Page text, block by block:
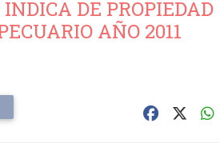
DE PROPIEDAD
AÑO 2011